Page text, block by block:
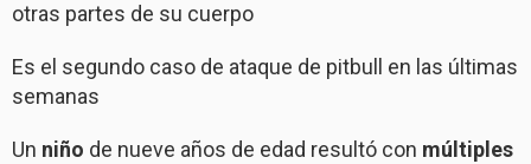
otras partes de su cuerpo
Es el segundo caso de ataque de pitbull en las últimas
semanas
Un niño de nueve años de edad resultó con múltiples